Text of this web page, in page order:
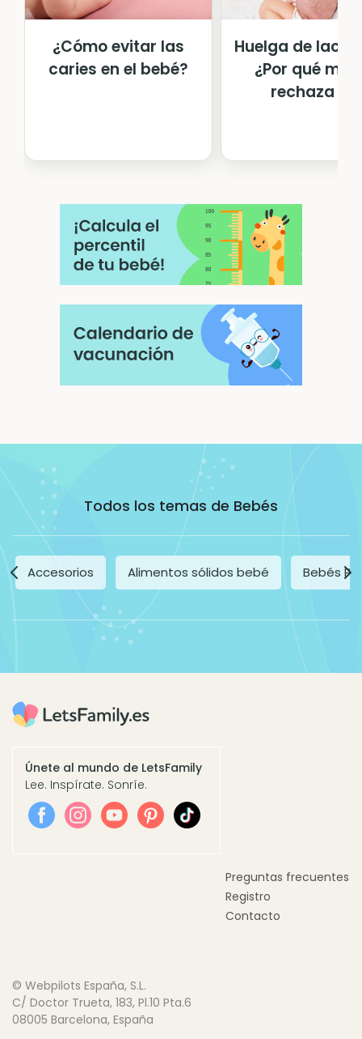
¿Cómo evitar las
caries en el bebé?
Huelga de
¿Por qué mi
rechaza e...
Todos los temas de Bebés
Accesorios Alimentos sólidos bebé Bebés
Únete al mundo de LetsFamily
Lee. Inspírate. Sonríe.
Preguntas frecuentes
Registro
Contacto
© Webpilots España, S.L.
C/ Doctor Trueta, 183, Pl.10 Pta.6
08005 Barcelona, España